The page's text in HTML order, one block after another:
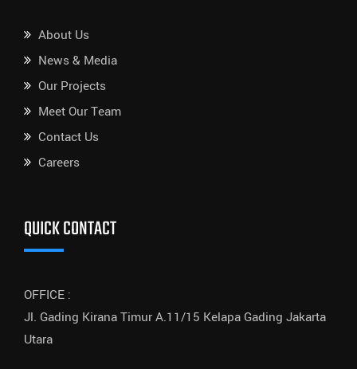
About Us
News & Media
Our Projects
Meet Our Team
Contact Us
Careers
QUICK CONTACT
OFFICE :
Jl. Gading Kirana Timur A.11/15 Kelapa Gading Jakarta
Utara